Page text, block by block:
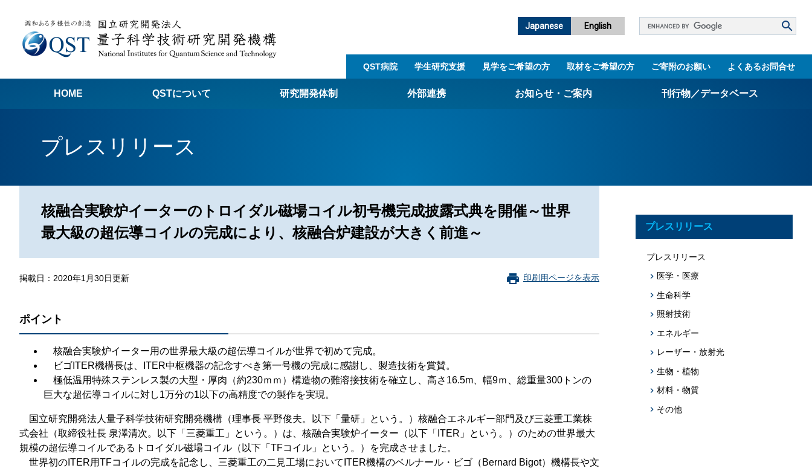
Japanese English
Google
ス
QST病院 学生研究支援​ 見学をご希望の方 取材をご希望の方 ご寄附のお願い よくあるお問合せ
HOME QSTについて
規程集
個人情報関連の情報
利益相反マネジメント規程
附帯決議等をふまえた総務省通知に基づく情報公開
動物実験に関する情報
研究開発体制
量子医科学研究所
QST病院
QST革新プロジェクト
本部
外部連携
SIP第3期「先進的量子技術基盤の社会課題への応用促
お知らせ・ご案内 刊行物／データベース
技術シーズ集／知財マップ
プログラム・データベース成果物一覧
学術機関リポジトリQST-Repository
プレスリリース
核融合実験炉イーターのトロイダル磁場コイル初号機完成披露式典を開催～世界
最大級の超伝導コイルの完成により、核融合炉建設が大きく前進～
掲載日：2020年1月30日更新 印刷用ページを表示
ポイント
核融合実験炉イーター用の世界最大級の超伝導コイルが世界で初めて完成。
ビゴITER機構長は、ITER中枢機器の記念すべき第一号機の完成に感謝し、製造技術を賞賛。
極低温用特殊ステンレス製の大型・厚肉（約230ｍｍ）構造物の難溶接技術を確立し、高さ16.5m、幅9ｍ、総重量300トンの
巨大な超伝導コイルに対し1万分の1以下の高精度での製作を実現。
国立研究開発法人量子科学技術研究開発機構（理事長 平野俊夫。以下「量研」という。）核融合エネルギー部門及び三菱重工業株
式会社（取締役社長 泉澤清次。以下「三菱重工」という。）は、核融合実験炉イーター（以下「ITER」という。）のための世界最大
規模の超伝導コイルであるトロイダル磁場コイル（以下「TFコイル」という。）を完成させました。
世界初のITER用TFコイルの完成を記念し、三菱重工の二見工場においてITER機構のベルナール・ビゴ（Bernard Bigot）機構長や文
プレスリリース
プレスリリース
医学・医療
生命科学
照射技術
エネルギー
レーザー・放射光
生物・植物
材料・物質
その他